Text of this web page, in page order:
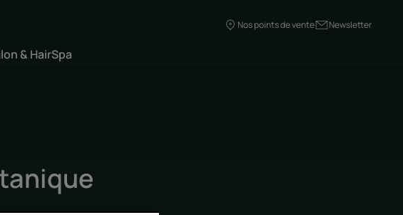
Nos points de vente Newsletter
& HairSpa